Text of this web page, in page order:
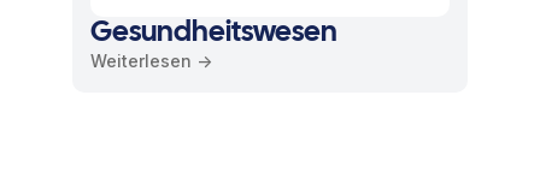
Gesundheitswesen
Weiterlesen ->